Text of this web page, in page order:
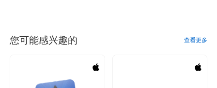
您可能感兴趣的 查看更多